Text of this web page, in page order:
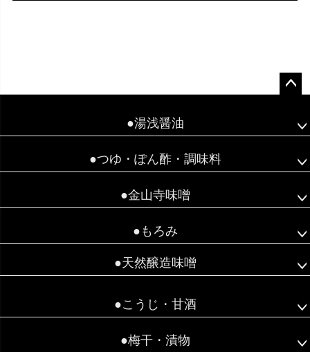
●湯浅醤油
●つゆ・ぽん酢・調味料
●金山寺味噌
●もろみ
●天然醸造味噌
●こうじ・甘酒
●梅干・漬物